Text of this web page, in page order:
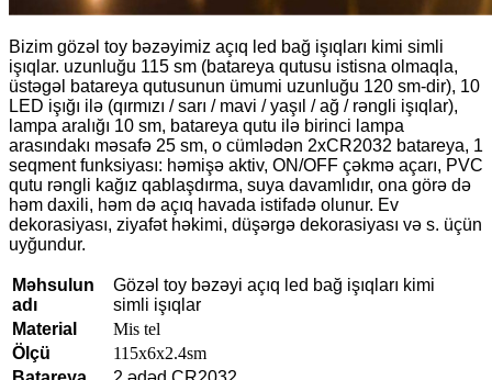
Bizim gözəl toy bəzəyimiz açıq led bağ işıqları kimi simli
işıqlar. uzunluğu 115 sm (batareya qutusu istisna olmaqla,
üstəgəl batareya qutusunun ümumi uzunluğu 120 sm-dir), 10
LED işığı ilə (qırmızı / sarı / mavi / yaşıl / ağ / rəngli işıqlar),
lampa aralığı 10 sm, batareya qutu ilə birinci lampa
arasındakı məsafə 25 sm, o cümlədən 2xCR2032 batareya, 1
seqment funksiyası: həmişə aktiv, ON/OFF çəkmə açarı, PVC
qutu rəngli kağız qablaşdırma, suya davamlıdır, ona görə də
həm daxili, həm də açıq havada istifadə olunur. Ev
dekorasiyası, ziyafət həkimi, düşərgə dekorasiyası və s. üçün
uyğundur.
Məhsulun
adı
Gözəl toy bəzəyi açıq led bağ işıqları kimi
simli işıqlar
Material
Mis tel
Ölçü
115x6x2.4sm